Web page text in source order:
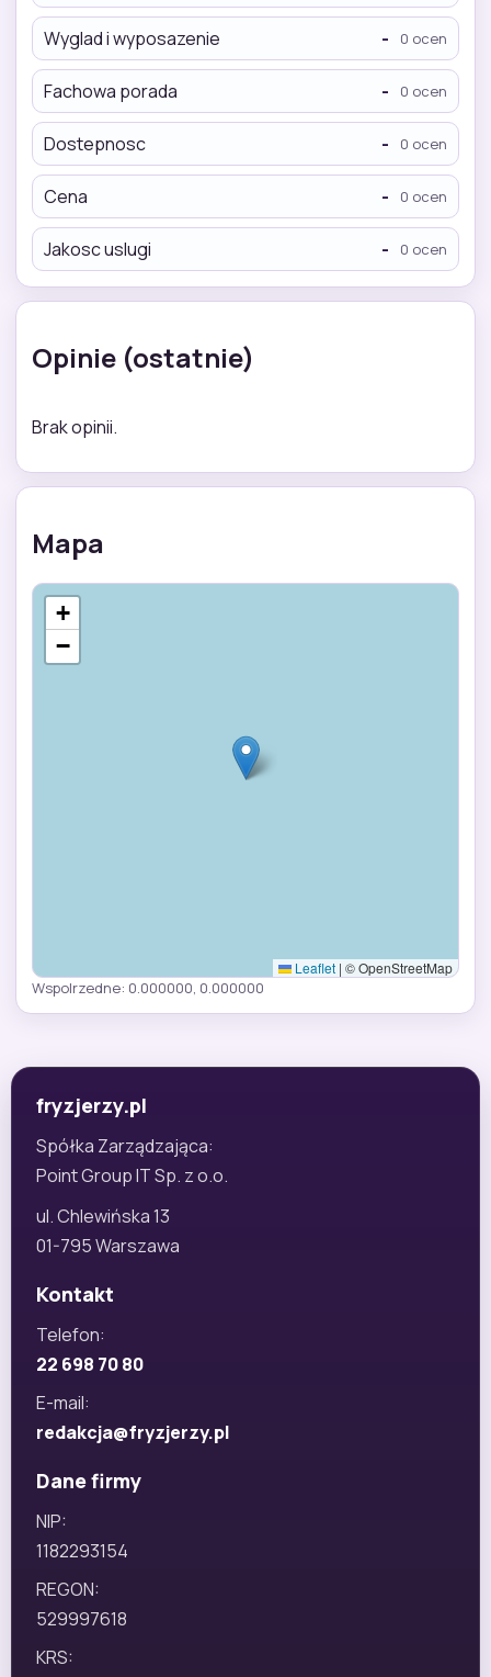
Wyglad i wyposazenie - 0 ocen
Fachowa porada - 0 ocen
Dostepnosc - 0 ocen
Cena - 0 ocen
Jakosc uslugi - 0 ocen
Opinie (ostatnie)
Brak opinii.
Mapa
+
−
Leaflet | © OpenStreetMap
Wspolrzedne: 0.000000, 0.000000
fryzjerzy.pl
Spółka Zarządzająca:
Point Group IT Sp. z o.o.
ul. Chlewińska 13
01-795 Warszawa
Kontakt
Telefon:
22 698 70 80
E-mail:
redakcja@fryzjerzy.pl
Dane firmy
NIP:
1182293154
REGON:
529997618
KRS: